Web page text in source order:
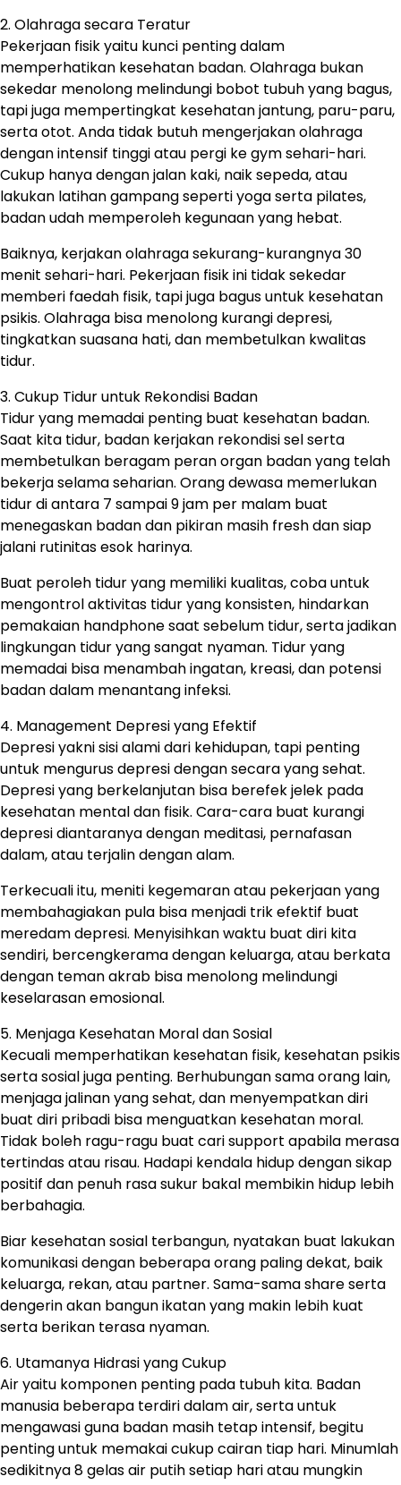
2. Olahraga secara Teratur
Pekerjaan fisik yaitu kunci penting dalam
memperhatikan kesehatan badan. Olahraga bukan
sekedar menolong melindungi bobot tubuh yang bagus,
tapi juga mempertingkat kesehatan jantung, paru-paru,
serta otot. Anda tidak butuh mengerjakan olahraga
dengan intensif tinggi atau pergi ke gym sehari-hari.
Cukup hanya dengan jalan kaki, naik sepeda, atau
lakukan latihan gampang seperti yoga serta pilates,
badan udah memperoleh kegunaan yang hebat.
Baiknya, kerjakan olahraga sekurang-kurangnya 30
menit sehari-hari. Pekerjaan fisik ini tidak sekedar
memberi faedah fisik, tapi juga bagus untuk kesehatan
psikis. Olahraga bisa menolong kurangi depresi,
tingkatkan suasana hati, dan membetulkan kwalitas
tidur.
3. Cukup Tidur untuk Rekondisi Badan
Tidur yang memadai penting buat kesehatan badan.
Saat kita tidur, badan kerjakan rekondisi sel serta
membetulkan beragam peran organ badan yang telah
bekerja selama seharian. Orang dewasa memerlukan
tidur di antara 7 sampai 9 jam per malam buat
menegaskan badan dan pikiran masih fresh dan siap
jalani rutinitas esok harinya.
Buat peroleh tidur yang memiliki kualitas, coba untuk
mengontrol aktivitas tidur yang konsisten, hindarkan
pemakaian handphone saat sebelum tidur, serta jadikan
lingkungan tidur yang sangat nyaman. Tidur yang
memadai bisa menambah ingatan, kreasi, dan potensi
badan dalam menantang infeksi.
4. Management Depresi yang Efektif
Depresi yakni sisi alami dari kehidupan, tapi penting
untuk mengurus depresi dengan secara yang sehat.
Depresi yang berkelanjutan bisa berefek jelek pada
kesehatan mental dan fisik. Cara-cara buat kurangi
depresi diantaranya dengan meditasi, pernafasan
dalam, atau terjalin dengan alam.
Terkecuali itu, meniti kegemaran atau pekerjaan yang
membahagiakan pula bisa menjadi trik efektif buat
meredam depresi. Menyisihkan waktu buat diri kita
sendiri, bercengkerama dengan keluarga, atau berkata
dengan teman akrab bisa menolong melindungi
keselarasan emosional.
5. Menjaga Kesehatan Moral dan Sosial
Kecuali memperhatikan kesehatan fisik, kesehatan psikis
serta sosial juga penting. Berhubungan sama orang lain,
menjaga jalinan yang sehat, dan menyempatkan diri
buat diri pribadi bisa menguatkan kesehatan moral.
Tidak boleh ragu-ragu buat cari support apabila merasa
tertindas atau risau. Hadapi kendala hidup dengan sikap
positif dan penuh rasa sukur bakal membikin hidup lebih
berbahagia.
Biar kesehatan sosial terbangun, nyatakan buat lakukan
komunikasi dengan beberapa orang paling dekat, baik
keluarga, rekan, atau partner. Sama-sama share serta
dengerin akan bangun ikatan yang makin lebih kuat
serta berikan terasa nyaman.
6. Utamanya Hidrasi yang Cukup
Air yaitu komponen penting pada tubuh kita. Badan
manusia beberapa terdiri dalam air, serta untuk
mengawasi guna badan masih tetap intensif, begitu
penting untuk memakai cukup cairan tiap hari. Minumlah
sedikitnya 8 gelas air putih setiap hari atau mungkin